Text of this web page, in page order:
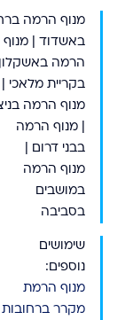
מנוף הרמה
באשדוד | מנוף
הרמה
בקריית מלאכי
מנוף הרמה
| מנוף הרמה
בבני דרום |
מנוף הרמה
במושבים
בסביבה
שימושים
נוספים:
מנוף הרמת
מקרר ברחובות